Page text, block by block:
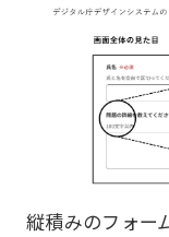
縦積みのフォー